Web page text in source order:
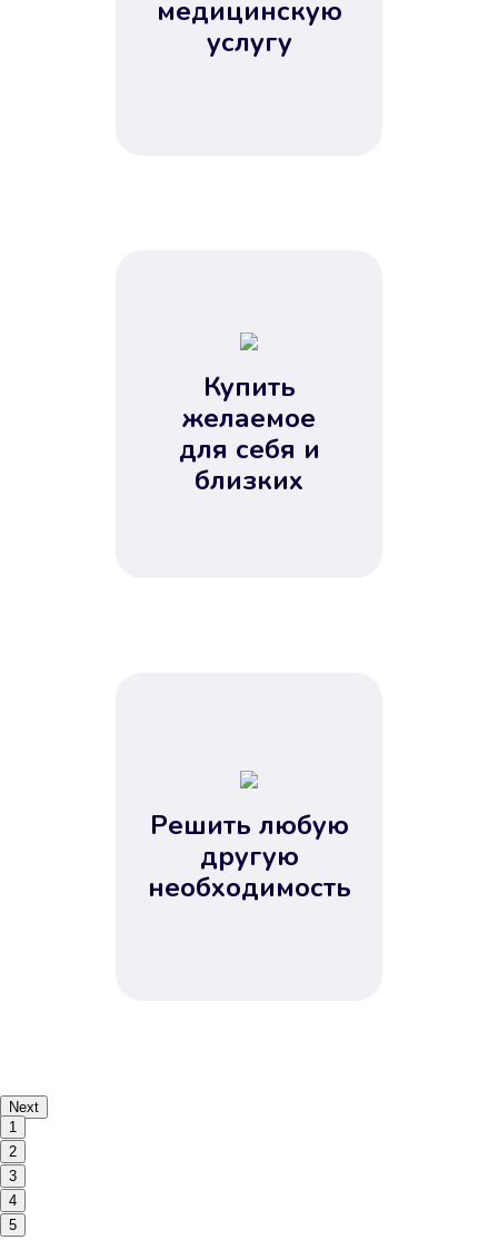
медицинскую
услугу
Купить
желаемое
для себя и
близких
Решить любую
другую
необходимость
Next
1
2
3
4
5